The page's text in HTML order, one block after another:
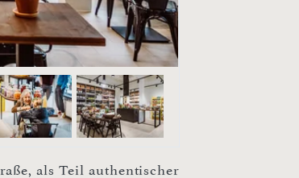
als Teil authentischer